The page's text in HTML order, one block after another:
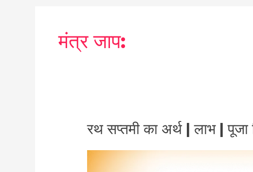
मंत्र जाप:
रथ सप्तमी का अर्थ | लाभ |
रथ
का